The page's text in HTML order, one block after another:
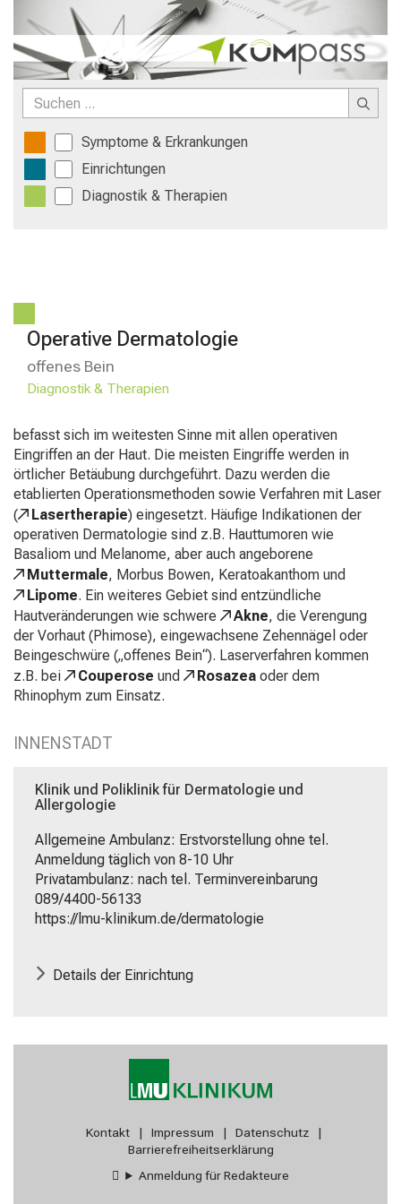
Symptome & Erkrankungen
Einrichtungen
Diagnostik & Therapien
Operative Dermatologie
offenes Bein
Diagnostik & Therapien
befasst sich im weitesten Sinne mit allen operativen
Eingriffen an der Haut. Die meisten Eingriffe werden in
örtlicher Betäubung durchgeführt. Dazu werden die
etablierten Operationsmethoden sowie Verfahren mit Laser
(
Lasertherapie) eingesetzt. Häufige Indikationen der
operativen Dermatologie sind z.B. Hauttumoren wie
Basaliom und Melanome, aber auch angeborene
Muttermale, Morbus Bowen, Keratoakanthom und
Lipome. Ein weiteres Gebiet sind entzündliche
Hautveränderungen wie schwere
Akne, die Verengung
der Vorhaut (Phimose), eingewachsene Zehennägel oder
Beingeschwüre („offenes Bein“). Laserverfahren kommen
z.B. bei
Couperose und Rosazea oder dem
Rhinophym zum Einsatz.
INNENSTADT
Klinik und Poliklinik für Dermatologie und
Allergologie
Allgemeine Ambulanz: Erstvorstellung ohne tel.
Anmeldung täglich von 8-10 Uhr
Privatambulanz: nach tel. Terminvereinbarung
089/4400-56133
https://lmu-klinikum.de/dermatologie
Details der Einrichtung
Einblicke
in
den
anspruchsvollen
und
ganzheitlichen
Pflegealltag.
Treffen
Sie
Experten,
Sie
spannende
Informationen
zu
Ausbildungen
und
Weiterbildungen.
Kommen
Sie
vorbei,
tauschen
Sie
sich
mit
Kollegen
aus
und
lassen
von
gelebten
Pflegewissenschaft
begeistern
ganz
unverbindlich
und
ohne
Schließen
Kontakt | Impressum | Datenschutz
|
Barrierefreiheitserklärung
Anmeldung für Redakteure